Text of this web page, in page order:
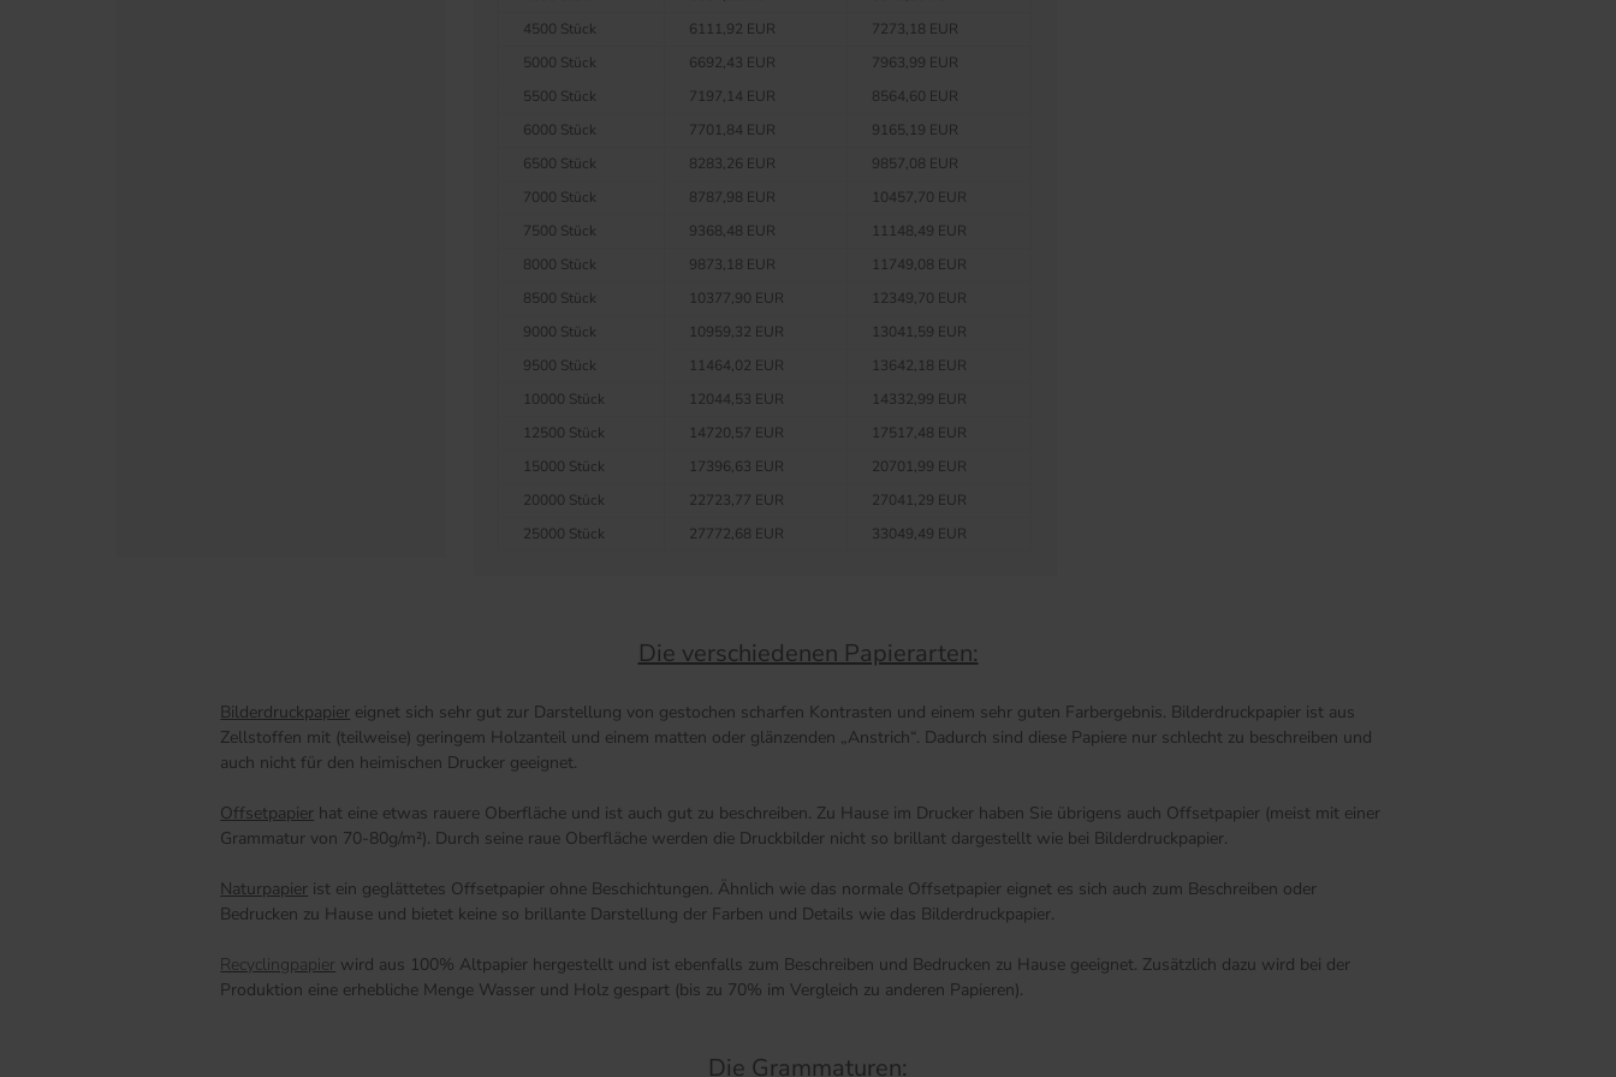
4500 Stück
6111,92 EUR
7273,18 EUR
5000 Stück
6692,43 EUR
7963,99 EUR
5500 Stück
7197,14 EUR
8564,60 EUR
6000 Stück
7701,84 EUR
9165,19 EUR
6500 Stück
8283,26 EUR
9857,08 EUR
7000 Stück
8787,98 EUR
10457,70 EUR
7500 Stück
9368,48 EUR
11148,49 EUR
8000 Stück
9873,18 EUR
11749,08 EUR
8500 Stück
10377,90 EUR
12349,70 EUR
9000 Stück
10959,32 EUR
13041,59 EUR
9500 Stück
11464,02 EUR
13642,18 EUR
10000 Stück
12044,53 EUR
14332,99 EUR
12500 Stück
14720,57 EUR
17517,48 EUR
15000 Stück
17396,63 EUR
20701,99 EUR
20000 Stück
22723,77 EUR
27041,29 EUR
25000 Stück
27772,68 EUR 33049,49 EUR
Die verschiedenen Papierarten:
Bilderdruckpapier eignet sich sehr gut zur Darstellung von gestochen scharfen Kontrasten und einem sehr guten Farbergebnis. Bilderdruckpapier ist aus
Zellstoffen mit (teilweise) geringem Holzanteil und einem matten oder glänzenden „Anstrich“. Dadurch sind diese Papiere nur schlecht zu beschreiben und
auch nicht für den heimischen Drucker geeignet.
Offsetpapier hat eine etwas rauere Oberfläche und ist auch gut zu beschreiben. Zu Hause im Drucker haben Sie übrigens auch Offsetpapier (meist mit einer
Grammatur von 70-80g/m²). Durch seine raue Oberfläche werden die Druckbilder nicht so brillant dargestellt wie bei Bilderdruckpapier.
Naturpapier ist ein geglättetes Offsetpapier ohne Beschichtungen. Ähnlich wie das normale Offsetpapier eignet es sich auch zum Beschreiben oder
Bedrucken zu Hause und bietet keine so brillante Darstellung der Farben und Details wie das Bilderdruckpapier.
Recyclingpapier wird aus 100% Altpapier hergestellt und ist ebenfalls zum Beschreiben und Bedrucken zu Hause geeignet. Zusätzlich dazu wird bei der
Produktion eine erhebliche Menge Wasser und Holz gespart (bis zu 70% im Vergleich zu anderen Papieren).
Die Grammaturen: